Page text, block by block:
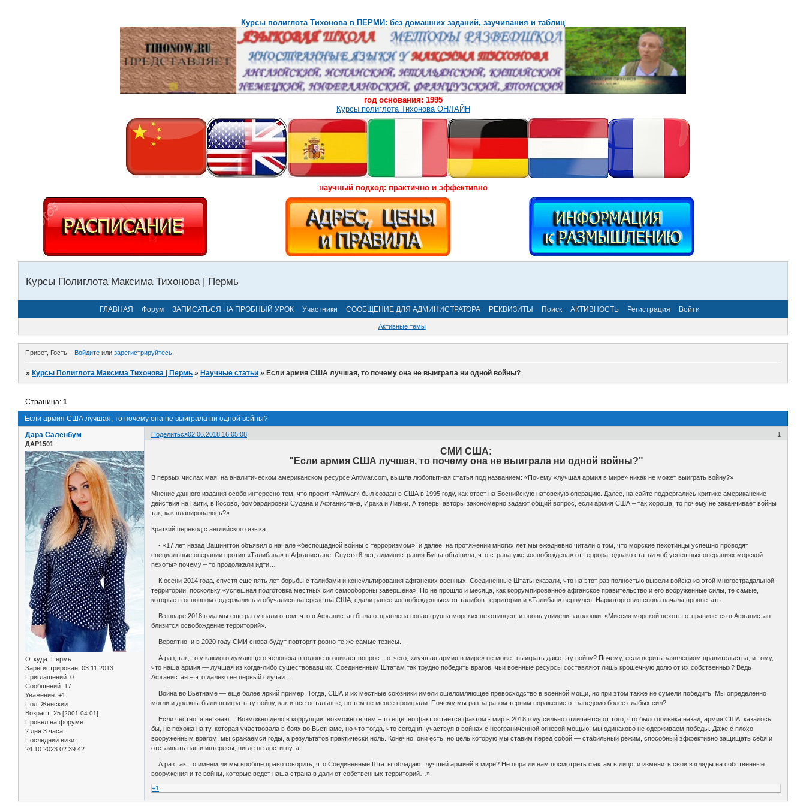
Курсы полиглота Тихонова в ПЕРМИ: без домашних заданий, заучивания и таблиц
год основания: 1995
Курсы полиглота Тихонова ОНЛАЙН
научный подход: практично и эффективно
Курсы Полиглота Максима Тихонова | Пермь
ГЛАВНАЯ Форум ЗАПИСАТЬСЯ НА ПРОБНЫЙ УРОК Участники СООБЩЕНИЕ ДЛЯ АДМИНИСТРАТОРА РЕКВИЗИТЫ Поиск АКТИВНОСТЬ Регистрация Войти
Активные темы
Привет, Гость! Войдитеили зарегистрируйтесь.
»Курсы Полиглота Максима Тихонова | Пермь »Научные статьи »Если армия США лучшая, то почему она не выиграла ни одной войны?
Если армия США лучшая, то почему она не выиграла ни одной войны?
Страница:1
Поделиться 1
02.06.2018 16:05:08
Дара Саленбум
ДАР1501
Откуда: Пермь
Зарегистрирован: 03.11.2013
Приглашений: 0
Сообщений: 17
Уважение: +1
Пол: Женский
Возраст: 25 [2001-04-01]
Провел на форуме:
2 дня 3 часа
Последний визит:
24.10.2023 02:39:42
СМИ США:
"Если армия США лучшая, то почему она не выиграла ни одной войны?"
В первых числах мая, на аналитическом американском ресурсе Antiwar.com, вышла любопытная статья под названием: «Почему «лучшая армия в мире» никак не может выиграть войну?»
Мнение данного издания особо интересно тем, что проект «Antiwar» был создан в США в 1995 году, как ответ на Боснийскую натовскую операцию. Далее, на сайте подвергались критике американские
действия на Гаити, в Косово, бомбардировки Судана и Афганистана, Ирака и Ливии. А теперь, авторы закономерно задают общий вопрос, если армия США – так хороша, то почему не заканчивает войны
так, как планировалось?»
Краткий перевод с английского языка:
- «17 лет назад Вашингтон объявил о начале «беспощадной войны с терроризмом», и далее, на протяжении многих лет мы ежедневно читали о том, что морские пехотинцы успешно проводят
специальные операции против «Талибана» в Афганистане. Спустя 8 лет, администрация Буша объявила, что страна уже «освобождена» от террора, однако статьи «об успешных операциях морской
пехоты» почему – то продолжали идти…
К осени 2014 года, спустя еще пять лет борьбы с талибами и консультирования афганских военных, Соединенные Штаты сказали, что на этот раз полностью вывели войска из этой многострадальной
территории, поскольку «успешная подготовка местных сил самообороны завершена». Но не прошло и месяца, как коррумпированное афганское правительство и его вооруженные силы, те самые,
которые в основном содержались и обучались на средства США, сдали ранее «освобожденные» от талибов территории и «Талибан» вернулся. Наркоторговля снова начала процветать.
В январе 2018 года мы еще раз узнали о том, что в Афганистан была отправлена новая группа морских пехотинцев, и вновь увидели заголовки: «Миссия морской пехоты отправляется в Афганистан:
близится освобождение территорий».
Вероятно, и в 2020 году СМИ снова будут повторят ровно те же самые тезисы...
А раз, так, то у каждого думающего человека в голове возникает вопрос – отчего, «лучшая армия в мире» не может выиграть даже эту войну? Почему, если верить заявлениям правительства, и тому,
что наша армия — лучшая из когда-либо существовавших, Соединенным Штатам так трудно победить врагов, чьи военные ресурсы составляют лишь крошечную долю от их собственных? Ведь
Афганистан – это далеко не первый случай…
Война во Вьетнаме — еще более яркий пример. Тогда, США и их местные союзники имели ошеломляющее превосходство в военной мощи, но при этом также не сумели победить. Мы определенно
могли и должны были выиграть ту войну, как и все остальные, но тем не менее проиграли. Почему мы раз за разом терпим поражение от заведомо более слабых сил?
Если честно, я не знаю… Возможно дело в коррупции, возможно в чем – то еще, но факт остается фактом - мир в 2018 году сильно отличается от того, что было полвека назад, армия США, казалось
бы, не похожа на ту, которая участвовала в боях во Вьетнаме, но что тогда, что сегодня, участвуя в войнах с неограниченной огневой мощью, мы одинаково не одерживаем победы. Даже с плохо
вооруженным врагом, мы сражаемся годы, а результатов практически ноль. Конечно, они есть, но цель которую мы ставим перед собой — стабильный режим, способный эффективно защищать себя и
отстаивать наши интересы, нигде не достигнута.
А раз так, то имеем ли мы вообще право говорить, что Соединенные Штаты обладают лучшей армией в мире? Не пора ли нам посмотреть фактам в лицо, и изменить свои взгляды на собственные
вооружения и те войны, которые ведет наша страна в дали от собственных территорий…»
+1